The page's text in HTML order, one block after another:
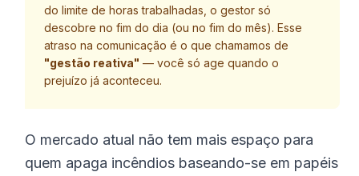
do limite de horas trabalhadas, o gestor só
descobre no fim do dia (ou no fim do mês). Esse
atraso na comunicação é o que chamamos de
"gestão reativa" — você só age quando o
prejuízo já aconteceu.
O mercado atual não tem mais espaço para
quem apaga incêndios baseando-se em papéis